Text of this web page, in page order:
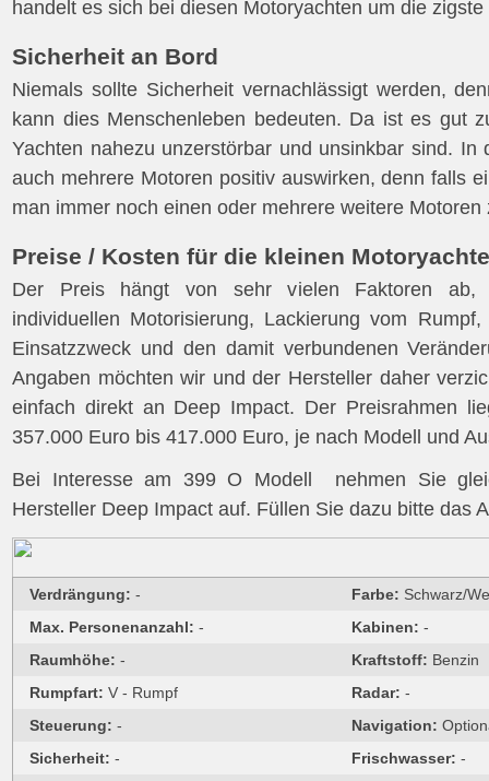
handelt es sich bei diesen Motoryachten um die
Sicherheit an Bord
Niemals sollte Sicherheit vernachlässigt werden,
kann dies Menschenleben bedeuten. Da ist es gut
Yachten nahezu unzerstörbar und unsinkbar sind. In
auch mehrere Motoren positiv auswirken, denn falls
man immer noch einen oder mehrere weitere Motoren
Preise / Kosten für die kleinen
Der Preis hängt von sehr vielen Faktoren ab,
individuellen Motorisierung, Lackierung vom
Einsatzzweck und den damit verbundenen
Angaben möchten wir und der Hersteller daher
einfach direkt an Deep Impact. Der Preisrahmen
357.000 Euro bis 417.000 Euro, je nach Modell und
Bei Interesse am 399 O Modell nehmen Sie
Hersteller Deep Impact auf. Füllen Sie dazu bitte das
Verdrängung: - Farbe: Schwarz/
Max. Personenanzahl: - Kabinen: -
Raumhöhe: - Kraftstoff: Benzin
Rumpfart: V - Rumpf Radar: -
Steuerung: - Navigation:
Sicherheit: - Frischwasser: -